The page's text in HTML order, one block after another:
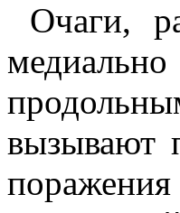
Очаги,
вызывают